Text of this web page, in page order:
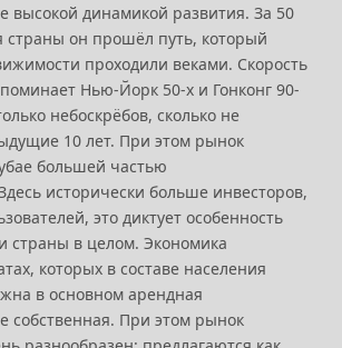
высокой динамикой развития. За 50
страны он прошёл путь, который
проходили веками. Скорость
Нью-Йорк 50-х и Гонконг 90-
небоскрёбов, сколько не
10 лет. При этом рынок
большей частью
исторически больше инвесторов,
это диктует особенность
страны в целом. Экономика
которых в составе населения
в основном арендная
собственная. При этом рынок